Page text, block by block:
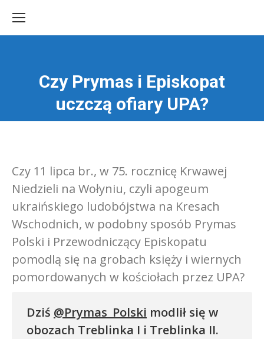
Czy Prymas i Episkopat
uczczą ofiary UPA?
Jesteś tutaj:
Czy 11 lipca br., w 75. rocznicę Krwawej
Niedzieli na Wołyniu, czyli apogeum
ukraińskiego ludobójstwa na Kresach
Wschodnich, w podobny sposób Prymas
Polski i Przewodniczący Episkopatu
pomodlą się na grobach księży i wiernych
pomordowanych w kościołach przez UPA?
Dziś @Prymas_Polski modlił się w
obozach Treblinka I i Treblinka II.